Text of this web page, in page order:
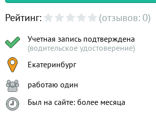
Рейтинг: (отзывов: 0)
Учетная запись подтверждена
(водительское удостоверение)
Екатеринбург
работаю один
Был на сайте: более месяца